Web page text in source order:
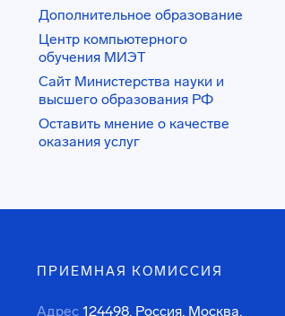
Дополнительное образование
Центр компьютерного
обучения МИЭТ
Сайт Министерства науки и
высшего образования РФ
Оставить мнение о качестве
оказания услуг
ПРИЕМНАЯ КОМИССИЯ
Адрес 124498, Россия, Москва,